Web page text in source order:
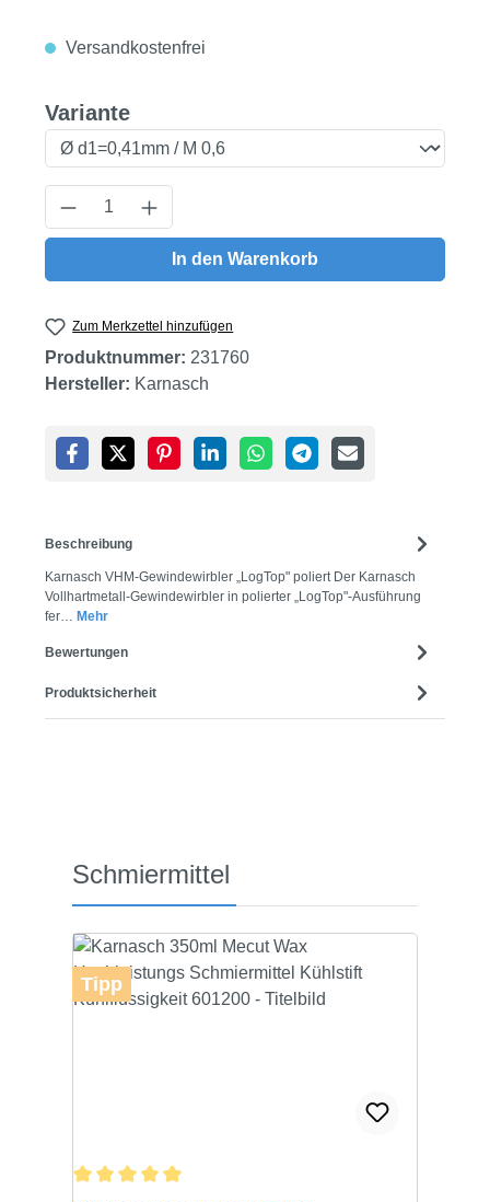
Versandkostenfrei
Varianteauswählen
Produkt Anzahl: Gib den gewünschten
In den Warenkorb
Zum Merkzettel hinzufügen
Produktnummer: 231760
Hersteller: Karnasch
Beschreibung
Karnasch VHM-Gewindewirbler „LogTop" poliert Der Karnasch
Vollhartmetall-Gewindewirbler in polierter „LogTop"-Ausführung
fer… Mehr
Bewertungen
Produktsicherheit
Produktgalerie überspringen
Schmiermittel
Tipp